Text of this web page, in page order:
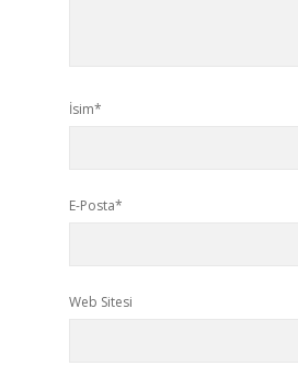
İsim*
E-Posta*
Web Sitesi